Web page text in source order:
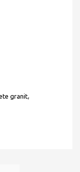
granit,